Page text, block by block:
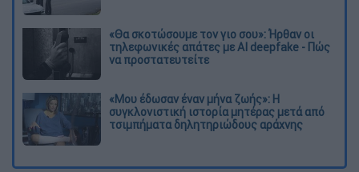
«Θα σκοτώσουμε τον γιο σου»: Ήρθαν οι
τηλεφωνικές απάτες με AI deepfake - Πώς
να προστατευτείτε
«Μου έδωσαν έναν μήνα ζωής»: Η
συγκλονιστική ιστορία μητέρας μετά από
τσιμπήματα δηλητηριώδους αράχνης